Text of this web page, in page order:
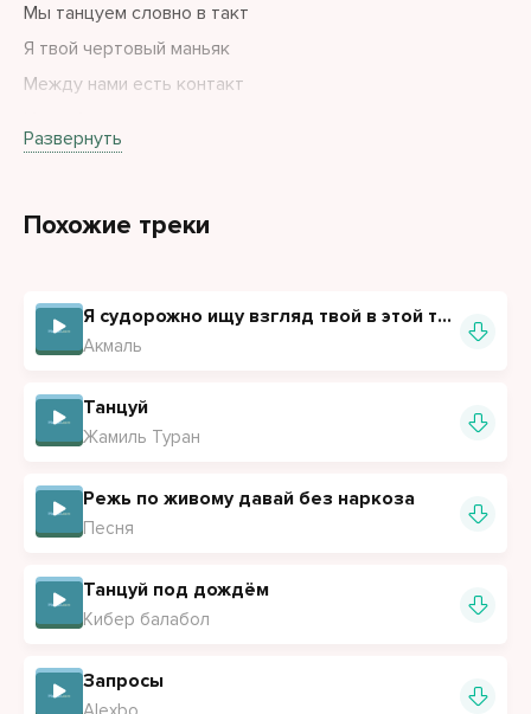
Мы танцуем словно в такт
Я твой чертовый маньяк
Между нами есть контакт
Выключи свой телефон
Я в твои глаза влюблен
Развернуть
Похожие треки
Я судорожно ищу взгляд твой в этой толпе
Акмаль
Танцуй
Жамиль Туран
Режь по живому давай без наркоза
Песня
Танцуй под дождём
Кибер балабол
Запросы